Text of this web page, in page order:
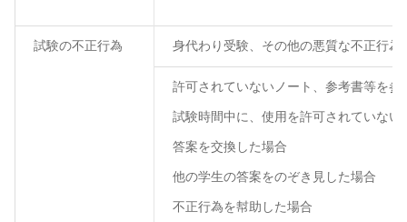
試験の不正行為 身代わり受験、その他の悪質な不正行
許可されていないノート、参考書等を参
試験時間中に、使用を許可されていない
答案を交換した場合
他の学生の答案をのぞき見した場合
不正行為を幇助した場合